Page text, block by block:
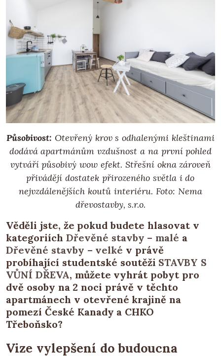
Působivost: Otevřený krov s odhalenými kleštinami
dodává apartmánům vzdušnost a na první pohled
vytváří působivý wow efekt. Střešní okna zároveň
přivádějí dostatek přirozeného světla i do
nejvzdálenějších koutů interiéru. Foto: Nema
dřevostavby, s.r.o.
Věděli jste, že pokud budete hlasovat v
kategoriích Dřevěné stavby – malé a
Dřevěné stavby – velké v právě
probíhající studentské soutěži STAVBY S
VŮNÍ DŘEVA, můžete vyhrát pobyt pro
dvě osoby na 2 noci právě v těchto
apartmánech v otevřené krajině na
pomezí České Kanady a CHKO
Třeboňsko?
Vize vylepšení do budoucna